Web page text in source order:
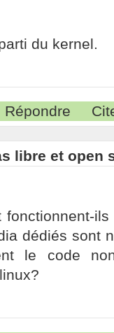
du kernel.
Répondre
libre et open
fonctionnent-
dédiés sont
le code